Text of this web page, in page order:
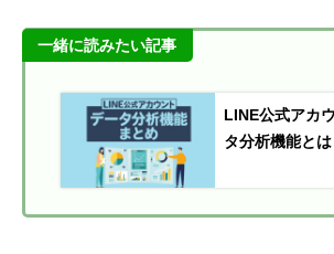
一緒に読みたい記事
LINE公式アカ
タ分析機能とは